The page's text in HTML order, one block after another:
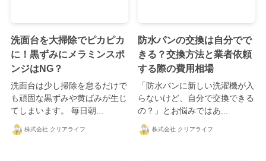
洗面台を大掃除でピカピカ
に！黒ずみにメラミンスポ
ンジはNG？
洗面台は少し掃除を怠るだけで
も頑固な黒ずみや黄ばみが生じ
てしまいます。 毎日朝...
株式会社 クリアライフ
防水パンの交換は自分でで
きる？交換方法と業者依頼
する際の費用相場
「防水パンに新しい洗濯機が入
らないけど、自分で交換できる
の？」とお悩みではあ...
株式会社 クリアライフ